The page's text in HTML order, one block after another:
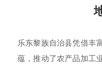
乐东黎族自治县凭借丰
蕴，推动了农产品加工